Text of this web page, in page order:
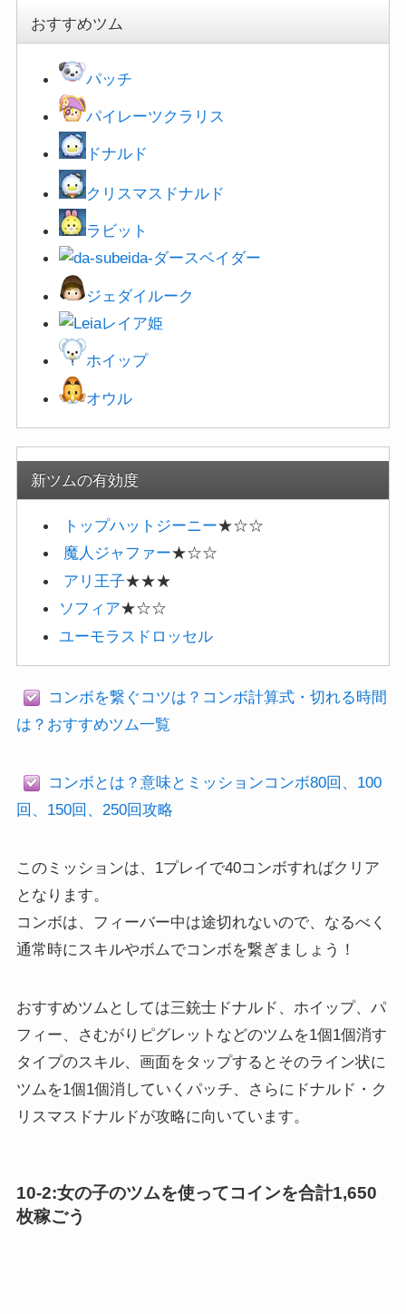
おすすめツム
パッチ
パイレーツクラリス
ドナルド
クリスマスドナルド
ラビット
ダースベイダー
ジェダイルーク
レイア姫
ホイップ
オウル
新ツムの有効度
トップハットジーニー★☆☆
魔人ジャファー★☆☆
アリ王子★★★
ソフィア★☆☆
ユーモラスドロッセル
コンボを繋ぐコツは？コンボ計算式・切れる時間
は？おすすめツム一覧
コンボとは？意味とミッションコンボ80回、100
回、150回、250回攻略
このミッションは、1プレイで40コンボすればクリア
となります。
コンボは、フィーバー中は途切れないので、なるべく
通常時にスキルやボムでコンボを繋ぎましょう！
おすすめツムとしては三銃士ドナルド、ホイップ、パ
フィー、さむがりピグレットなどのツムを1個1個消す
タイプのスキル、画面をタップするとそのライン状に
ツムを1個1個消していくパッチ、さらにドナルド・ク
リスマスドナルドが攻略に向いています。
10-2:女の子のツムを使ってコインを合計1,650
枚稼ごう